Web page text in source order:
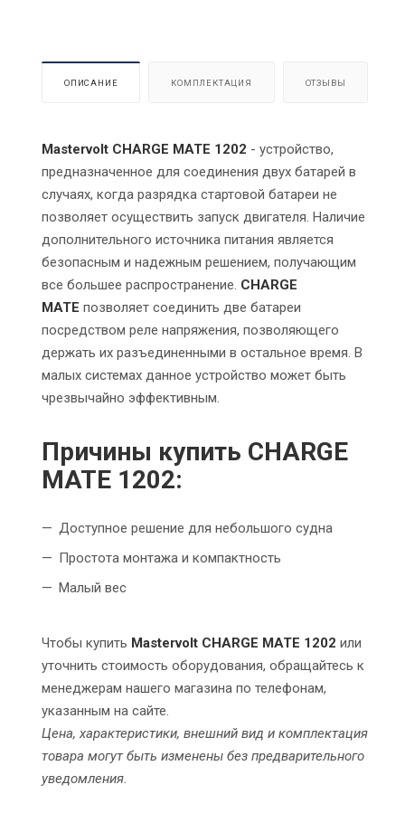
ОПИСАНИЕ КОМПЛЕКТАЦИЯ ОТЗЫВЫ
Mastervolt CHARGE MATE 1202 - устройство,
предназначенное для соединения двух батарей в
случаях, когда разрядка стартовой батареи не
позволяет осуществить запуск двигателя. Наличие
дополнительного источника питания является
безопасным и надежным решением, получающим
все большее распространение. CHARGE
MATE позволяет соединить две батареи
посредством реле напряжения, позволяющего
держать их разъединенными в остальное время. В
малых системах данное устройство может быть
чрезвычайно эффективным.
Причины купить CHARGE
MATE 1202:
Доступное решение для небольшого судна
Простота монтажа и компактность
Малый вес
Чтобы купить Mastervolt CHARGE MATE 1202 или
уточнить стоимость оборудования, обращайтесь к
менеджерам нашего магазина по телефонам,
указанным на сайте.
Цена, характеристики, внешний вид и комплектация
товара могут быть изменены без предварительного
уведомления.